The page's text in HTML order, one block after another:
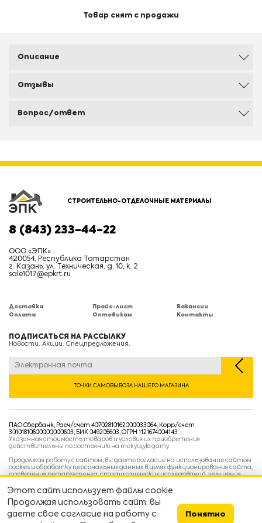
Товар снят с продажи
Описание
Отзывы
Вопрос/ответ
СТРОИТЕЛЬНО-ОТДЕЛОЧНЫЕ МАТЕРИАЛЫ
8 (843) 233-44-22
ООО «ЭПК»
420054, Республика Татарстан
г. Казань, ул. Техническая, д. 10, к. 2
sale1017@epkrt.ru
Доставка
Оплата
Прайс-лист
Оптовикам
Вакансии
Контакты
ПОДПИСАТЬСЯ НА РАССЫЛКУ
Новости. Акции. Спецпредложения.
ТОЧКИ САМОВЫВОЗА НАШЕГО МАГАЗИНА
ПАО Сбербанк, Расч/счет 40702810162000033064, Корр/счет
30101810600000000603, БИК 049205603, ОГРН 1121674004143
Указанная стоимость товаров и условия их приобретения
действительны по состоянию на текущую дату.
Продолжая работу с сайтом, вы даете согласие на использование сайтом
cookies и обработку персональных данных в целях функционирования сайта,
проведения ретаргетинга, статистических исследований, улучшения
ваших предпочтений и интересов.
Политика конфиденциальности
Условия пользовательского соглашения
Условия продажи
Этот сайт использует файлы cookie.
Продолжая использовать сайт, вы
даете свое согласие на работу с
Понятно